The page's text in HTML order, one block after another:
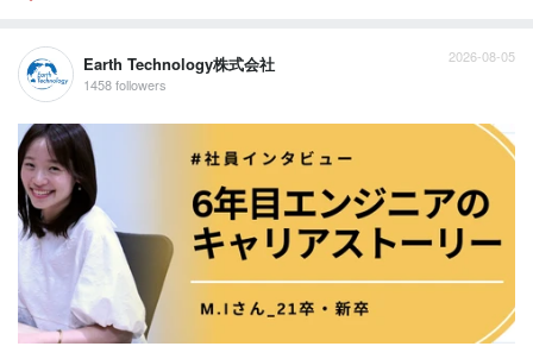
Earth Technology株式会社
1458 followers
2026-08-05